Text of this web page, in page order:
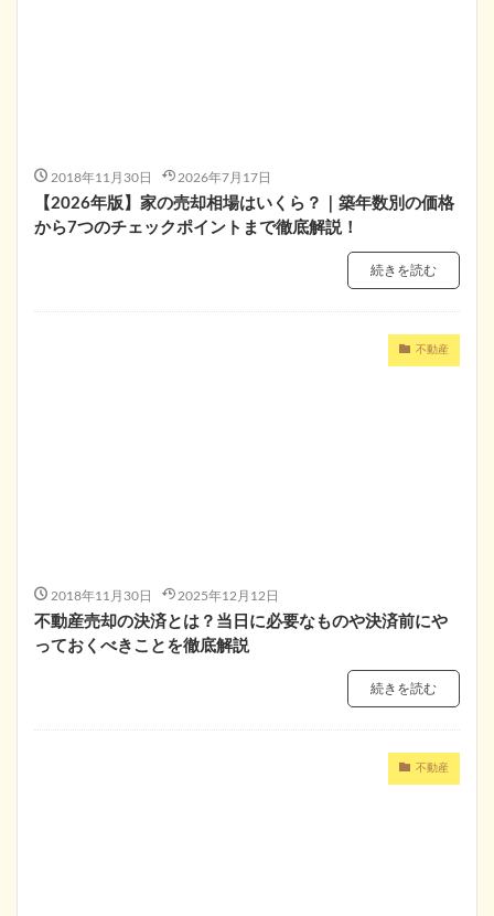
2018年11月30日 2026年7月17日
【2026年版】家の売却相場はいくら？｜築年数別の価格
から7つのチェックポイントまで徹底解説！
続きを読む
不動産
2018年11月30日 2025年12月12日
不動産売却の決済とは？当日に必要なものや決済前にや
っておくべきことを徹底解説
続きを読む
不動産